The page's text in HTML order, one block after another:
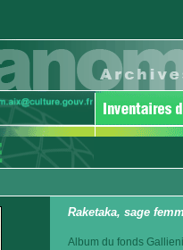
Raketaka, sage
Album du fonds